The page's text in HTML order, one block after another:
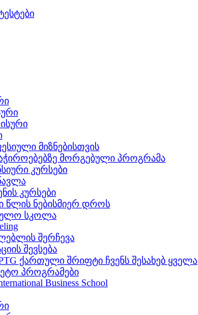
მიზნებისთვის
მორგებული პროგრამა
კურსები
კურსები
წლის ნებისმიერ დროს
სკოლა
შერჩევა
შევსება
PTG ქართული შრიფტი ჩვენს შესახებ ყველა
პროგრამები
Business School